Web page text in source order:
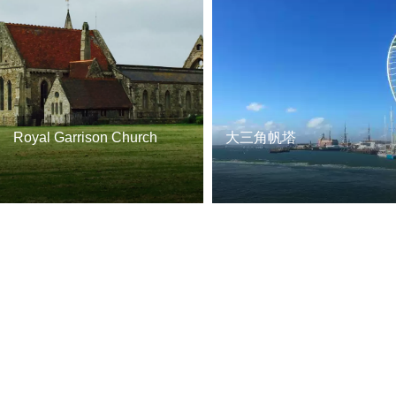
Royal Garrison Church 大三角帆塔